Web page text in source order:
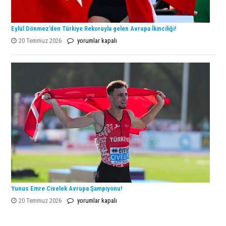
Eylül Dönmez’den Türkiye Rekoruyla gelen Avrupa İkinciliği!
20 Temmuz 2026
Eylül
Türkiye
gelen
Avrupa
İkinciliği!
yorumlar kapalı
Yunus Emre Civelek Avrupa Şampiyonu!
20 Temmuz 2026
Yunus
yorumlar kapalı